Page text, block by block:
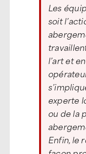
Les
soit
l’art et
experte
ou de la
Enfin, le